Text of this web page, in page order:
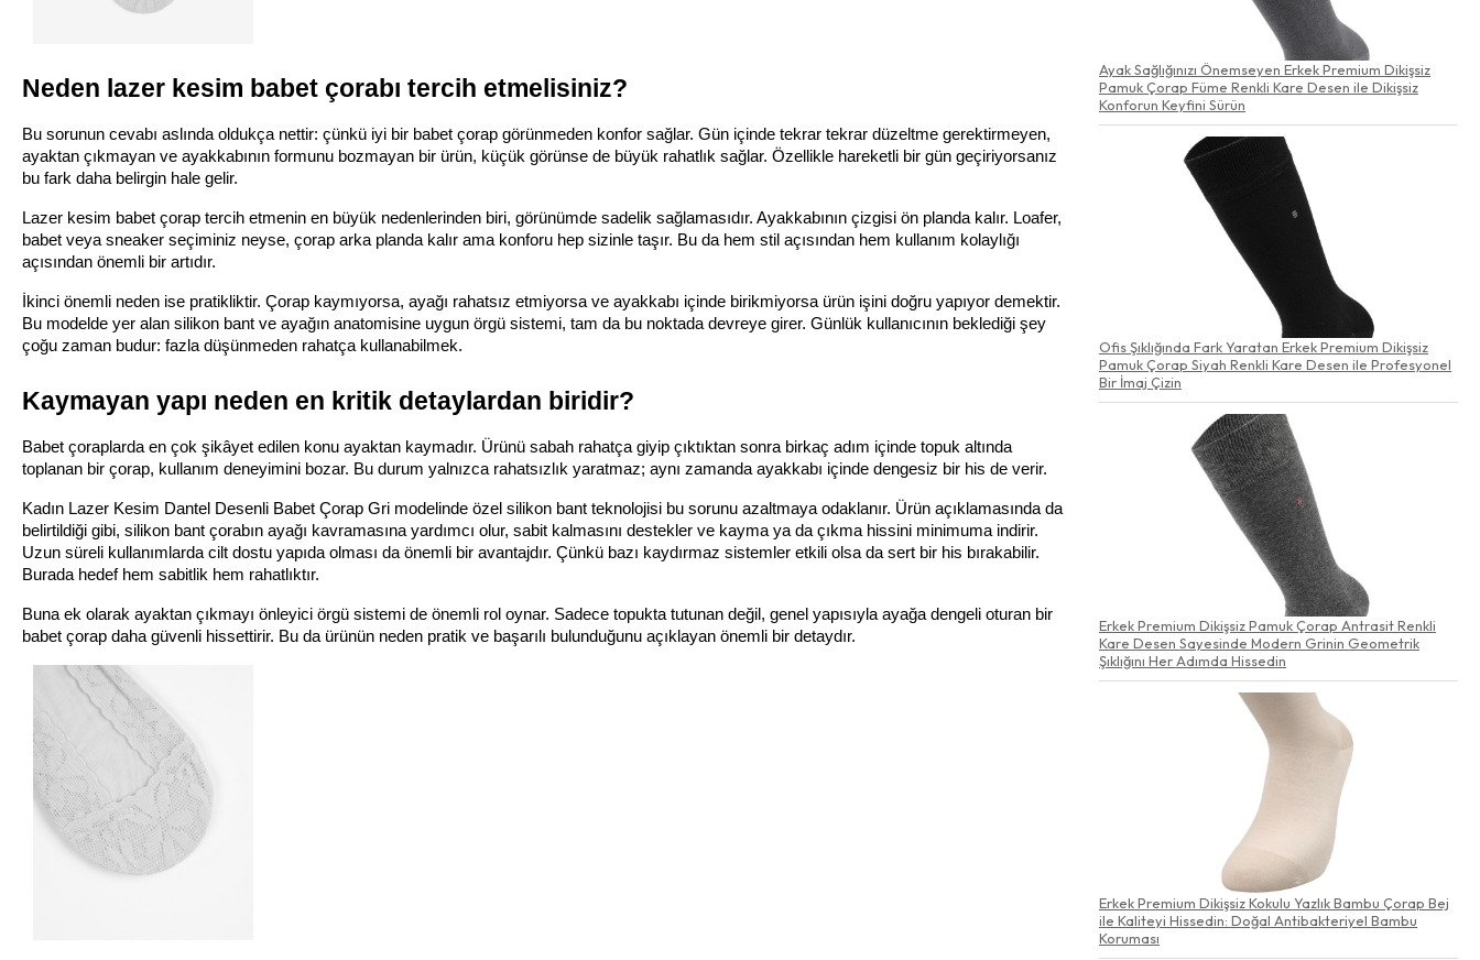
Neden lazer kesim babet çorabı tercih etmelisiniz?
Bu sorunun cevabı aslında oldukça nettir: çünkü iyi bir babet çorap görünmeden konfor sağlar. Gün içinde tekrar tekrar düzeltme gerektirmeyen,
ayaktan çıkmayan ve ayakkabının formunu bozmayan bir ürün, küçük görünse de büyük rahatlık sağlar. Özellikle hareketli bir gün geçiriyorsanız
bu fark daha belirgin hale gelir.
Lazer kesim babet çorap tercih etmenin en büyük nedenlerinden biri, görünümde sadelik sağlamasıdır. Ayakkabının çizgisi ön planda kalır. Loafer,
babet veya sneaker seçiminiz neyse, çorap arka planda kalır ama konforu hep sizinle taşır. Bu da hem stil açısından hem kullanım kolaylığı
açısından önemli bir artıdır.
İkinci önemli neden ise pratikliktir. Çorap kaymıyorsa, ayağı rahatsız etmiyorsa ve ayakkabı içinde birikmiyorsa ürün işini doğru yapıyor demektir.
Bu modelde yer alan silikon bant ve ayağın anatomisine uygun örgü sistemi, tam da bu noktada devreye girer. Günlük kullanıcının beklediği şey
çoğu zaman budur: fazla düşünmeden rahatça kullanabilmek.
Kaymayan yapı neden en kritik detaylardan biridir?
Babet çoraplarda en çok şikâyet edilen konu ayaktan kaymadır. Ürünü sabah rahatça giyip çıktıktan sonra birkaç adım içinde topuk altında
toplanan bir çorap, kullanım deneyimini bozar. Bu durum yalnızca rahatsızlık yaratmaz; aynı zamanda ayakkabı içinde dengesiz bir his de verir.
Kadın Lazer Kesim Dantel Desenli Babet Çorap Gri modelinde özel silikon bant teknolojisi bu sorunu azaltmaya odaklanır. Ürün açıklamasında da
belirtildiği gibi, silikon bant çorabın ayağı kavramasına yardımcı olur, sabit kalmasını destekler ve kayma ya da çıkma hissini minimuma indirir.
Uzun süreli kullanımlarda cilt dostu yapıda olması da önemli bir avantajdır. Çünkü bazı kaydırmaz sistemler etkili olsa da sert bir his bırakabilir.
Burada hedef hem sabitlik hem rahatlıktır.
Buna ek olarak ayaktan çıkmayı önleyici örgü sistemi de önemli rol oynar. Sadece topukta tutunan değil, genel yapısıyla ayağa dengeli oturan bir
babet çorap daha güvenli hissettirir. Bu da ürünün neden pratik ve başarılı bulunduğunu açıklayan önemli bir detaydır.
Ayak Sağlığınızı Önemseyen Erkek Premium Dikişsiz
Pamuk Çorap Füme Renkli Kare Desen ile Dikişsiz
Konforun Keyfini Sürün
Ofis Şıklığında Fark Yaratan Erkek Premium Dikişsiz
Pamuk Çorap Siyah Renkli Kare Desen ile Profesyonel
Bir İmaj Çizin
Erkek Premium Dikişsiz Pamuk Çorap Antrasit Renkli
Kare Desen Sayesinde Modern Grinin Geometrik
Şıklığını Her Adımda Hissedin
Erkek Premium Dikişsiz Kokulu Yazlık Bambu Çorap Bej
ile Kaliteyi Hissedin: Doğal Antibakteriyel Bambu
Koruması